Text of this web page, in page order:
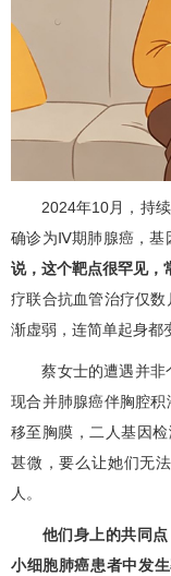
2024年10月，持续
确诊为Ⅳ期肺腺癌，基
说，这个靶点很罕见，
疗联合抗血管治疗仅
渐虚弱，连简单起身都
蔡女士的遭遇并非
现合并肺腺癌伴胸腔
移至胸膜，二人基因
甚微，要么让她们无
人。
他们身上的共同
小细胞肺癌患者中发